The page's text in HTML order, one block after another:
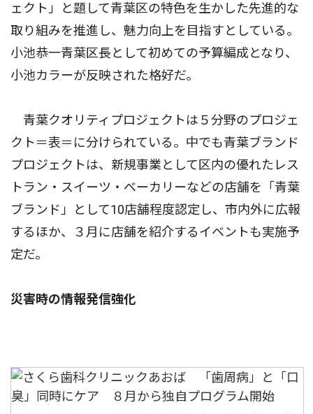
ェクト」と題して青葉区の特色を生かした先進的な
取り組みを推進し、魅力向上を目指すとしている。
小池恭一青葉区長として初めての予算編成となり、
小池カラーが反映された格好だ。
青葉クオリティプロジェクトは５分野のプロジェ
クト＝表＝に分けられている。中でも青葉ブランド
プロジェクトは、新規事業として区内の優れたレス
トラン・スイーツ・ベーカリーなどの店舗を「青葉
ブランド」として10店舗程度認定し、市内外に広報
するほか、３月に店舗を紹介するイベントも実施予
定だ。
災害時の情報発信強化